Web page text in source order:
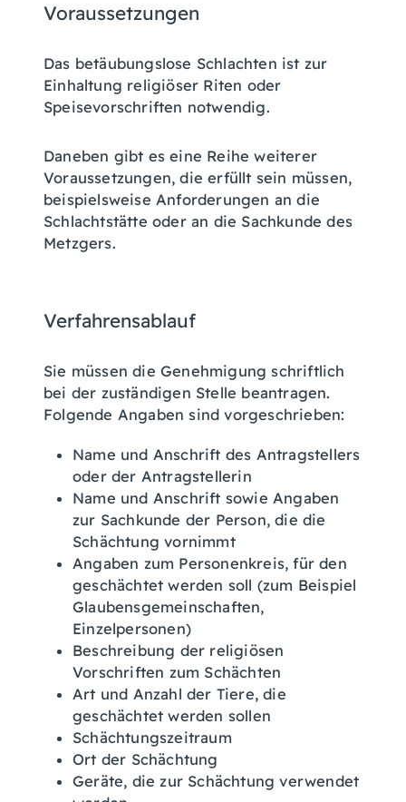
Voraussetzungen
Das betäubungslose Schlachten ist zur
Einhaltung religiöser Riten oder
Speisevorschriften notwendig.
Daneben gibt es eine Reihe weiterer
Voraussetzungen, die erfüllt sein müssen,
beispielsweise Anforderungen an die
Schlachtstätte oder an die Sachkunde des
Metzgers.
Verfahrensablauf
Sie müssen die Genehmigung schriftlich
bei der zuständigen Stelle beantragen.
Folgende Angaben sind vorgeschrieben:
Name und Anschrift des Antragstellers
oder der Antragstellerin
Name und Anschrift sowie Angaben
zur Sachkunde der Person, die die
Schächtung vornimmt
Angaben zum Personenkreis, für den
geschächtet werden soll (zum Beispiel
Glaubensgemeinschaften,
Einzelpersonen)
Beschreibung der religiösen
Vorschriften zum Schächten
Art und Anzahl der Tiere, die
geschächtet werden sollen
Schächtungszeitraum
Ort der Schächtung
Geräte, die zur Schächtung verwendet